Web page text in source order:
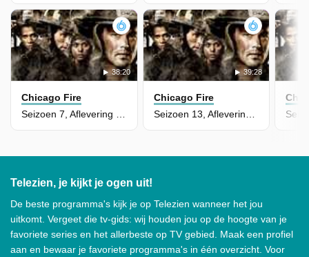
38:20
Chicago Fire
39:28
Chicago Fire
Telezien, je kijkt je ogen uit!
De beste programma's kijk je op Telezien wanneer het jou
uitkomt. Vergeet die tv-gids: wij houden jou op de hoogte van je
favoriete series en het allerbeste op TV gebied. Maak een profiel
aan en bewaar je favoriete programma's in één overzicht. Voor